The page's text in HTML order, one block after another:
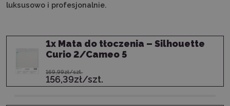
luksusowo i profesjonalnie.
1x Mata do tłoczenia – Silhouette
Curio 2/Cameo 5
169,99zł/szt.
156,39zł/szt.